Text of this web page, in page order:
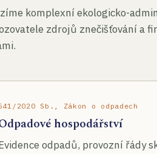
komplexní ekologicko-
zdrojů znečišťování a
2020 Sb., Zákon o odpadech
hospodářství
odpadů, provozní řády